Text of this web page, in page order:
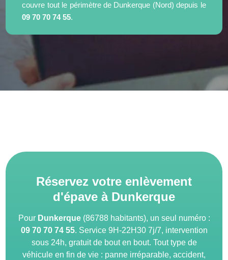
couvre tout le périmètre de Dunkerque (Nord) depuis le
09 70 70 74 55.
Réservez votre enlèvement
d'épave à Dunkerque
Pour Dunkerque(86788 habitants), un seul numéro :
09 70 70 74 55. Service 9H-22H30 7j/7, intervention
sous 24h, gratuit de bout en bout. Tout type de
véhicule en fin de vie : panne irréparable, accident,